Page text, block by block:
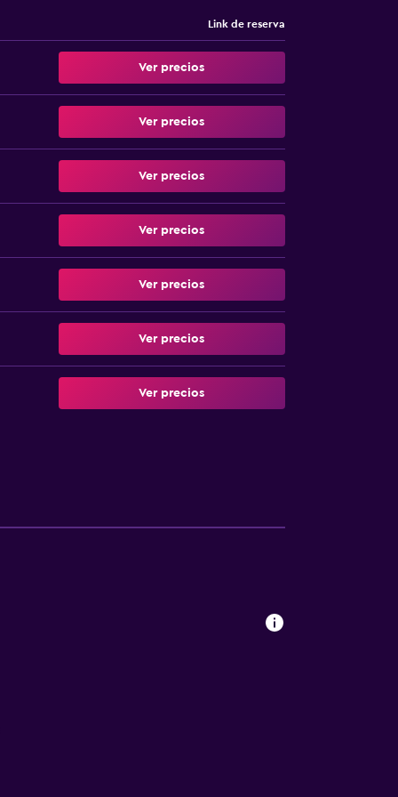
en el establecimiento
por COVID-19 (CDC)
Link de reserva
Ver precios
Ver precios
Ver precios
Ver precios
Ver precios
Ver precios
Ver precios